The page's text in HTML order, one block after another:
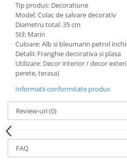
Tip produs: Decoratiune
Model: Colac de salvare decorativ
Diametru total: 35 cm
Stil: Marin
Culoare: Alb si bleumarin petrol
Detalii: Franghie decorativa si plasa
Utilizare: Decor interior / decor
perete, terasa)
Informatii conformitate produs
Review-uri(0)
FAQ